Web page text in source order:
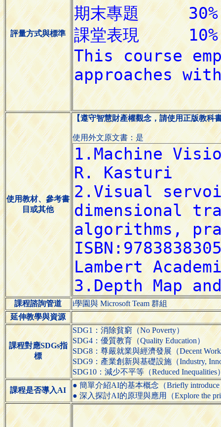
評量方式與標準
使用教材、參考書
目或其他
【遵守智慧財產權觀念，請使用正版教科
使用外文原文書：是
課程諮詢管道
i學園與 Microsoft Team 群組
延伸教學與資源
課程對應SDGs指
標
SDG1：消除貧窮（No Poverty）
SDG4：優質教育（Quality Education）
SDG8：尊嚴就業與經濟發展（Decent
SDG9：產業創新與基礎設施（Industry,
SDG10：減少不平等（Reduced Inequalities
課程是否導入AI
● 簡單介紹AI的基本概念（Briefly introduce
● 深入探討AI的原理與應用（Explore the